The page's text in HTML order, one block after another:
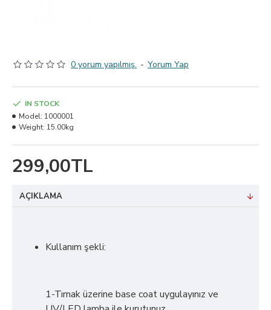
0 yorum yapılmış. - Yorum Yap
299,00TL
IN STOCK
Model: 1000001
Weight: 15.00kg
AÇIKLAMA
Kullanım şekli:
1-Tırnak üzerine base coat uygulayınız ve